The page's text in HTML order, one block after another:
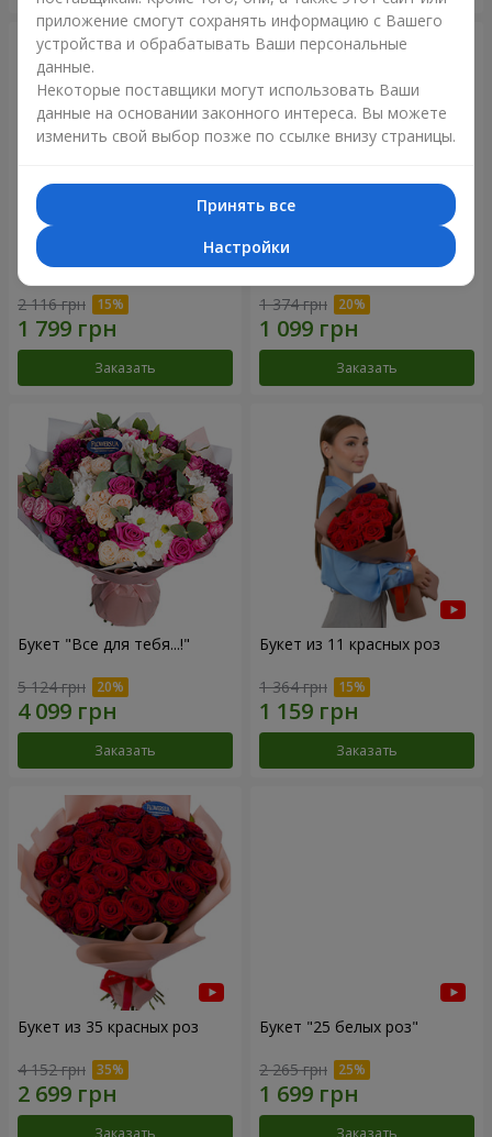
Букет "Цветочное Selfie!"
2 116 грн
Заказать
Букет "Яркие солнышки!"
1 374 грн
Заказать
Букет "Все для тебя...!"
5 124 грн
Заказать
Букет из 11 красных роз
1 364 грн
Заказать
Букет из 35 красных роз
4 152 грн
Заказать
Букет "25 белых роз"
2 265 грн
Заказать
приложение смогут сохранять информацию с Вашего
устройства и обрабатывать Ваши персональные
данные.
Некоторые поставщики могут использовать Ваши
данные на основании законного интереса. Вы можете
изменить свой выбор позже по ссылке внизу страницы.
Принять все
Настройки